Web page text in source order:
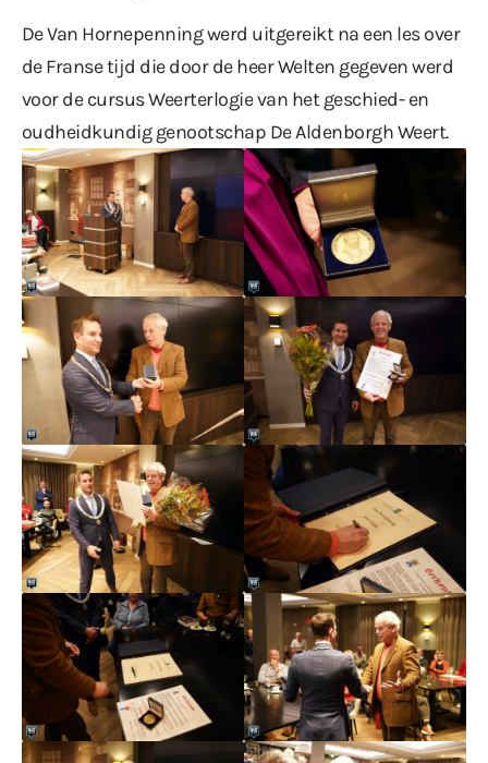
De Van Hornepenning werd uitgereikt na een les over
de Franse tijd die door de heer Welten gegeven werd
voor de cursus Weerterlogie van het geschied- en
oudheidkundig genootschap De Aldenborgh Weert.